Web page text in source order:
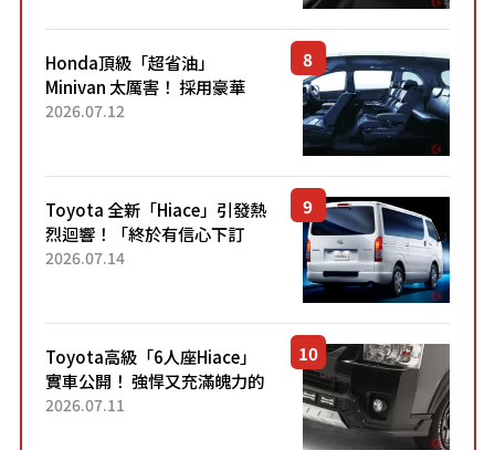
Honda頂級「超省油」
Minivan 太厲害！ 採用豪華
「真皮座椅」與專屬「黑色內
「三...
2026.07.12
Toyota 全新「Hiace」引發熱
烈迴響！「終於有信心下訂
了！」「哪個等級交車最
車？...
2026.07.14
Toyota高級「6人座Hiace」
實車公開！ 強悍又充滿魄力的
「全黑設計」搭配特別「豪華
2026.07.11